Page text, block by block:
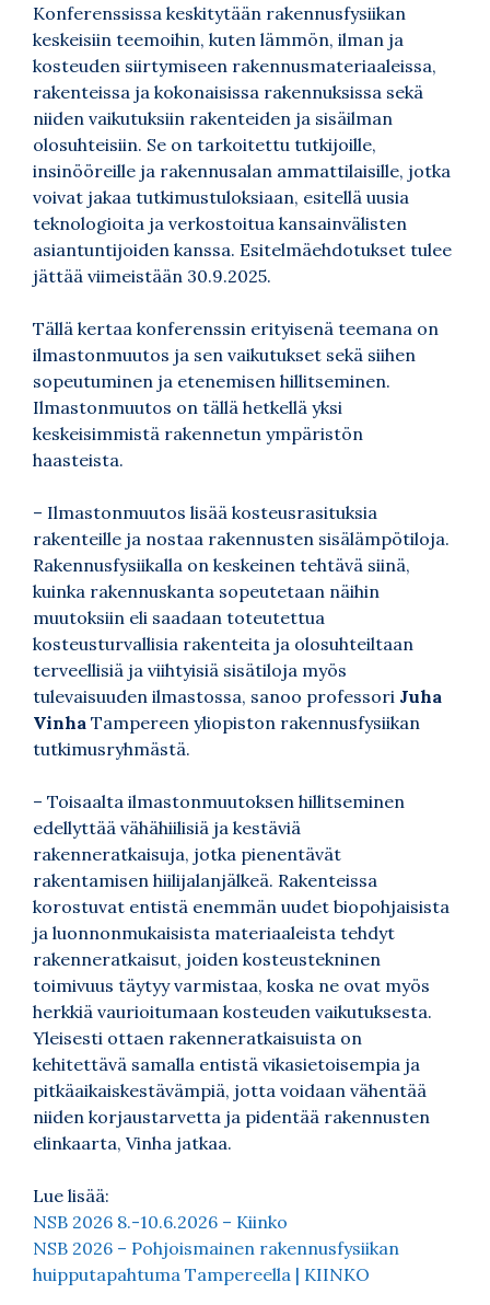
Konferenssissa keskitytään rakennusfysiikan
keskeisiin teemoihin, kuten lämmön, ilman ja
kosteuden siirtymiseen rakennusmateriaaleissa,
rakenteissa ja kokonaisissa rakennuksissa sekä
niiden vaikutuksiin rakenteiden ja sisäilman
olosuhteisiin. Se on tarkoitettu tutkijoille,
insinööreille ja rakennusalan ammattilaisille, jotka
voivat jakaa tutkimustuloksiaan, esitellä uusia
teknologioita ja verkostoitua kansainvälisten
asiantuntijoiden kanssa. Esitelmäehdotukset tulee
jättää viimeistään 30.9.2025.
Tällä kertaa konferenssin erityisenä teemana on
ilmastonmuutos ja sen vaikutukset sekä siihen
sopeutuminen ja etenemisen hillitseminen.
Ilmastonmuutos on tällä hetkellä yksi
keskeisimmistä rakennetun ympäristön
haasteista.
– Ilmastonmuutos lisää kosteusrasituksia
rakenteille ja nostaa rakennusten sisälämpötiloja.
Rakennusfysiikalla on keskeinen tehtävä siinä,
kuinka rakennuskanta sopeutetaan näihin
muutoksiin eli saadaan toteutettua
kosteusturvallisia rakenteita ja olosuhteiltaan
terveellisiä ja viihtyisiä sisätiloja myös
tulevaisuuden ilmastossa, sanoo professori Juha
Vinha Tampereen yliopiston rakennusfysiikan
tutkimusryhmästä.
– Toisaalta ilmastonmuutoksen hillitseminen
edellyttää vähähiilisiä ja kestäviä
rakenneratkaisuja, jotka pienentävät
rakentamisen hiilijalanjälkeä. Rakenteissa
korostuvat entistä enemmän uudet biopohjaisista
ja luonnonmukaisista materiaaleista tehdyt
rakenneratkaisut, joiden kosteustekninen
toimivuus täytyy varmistaa, koska ne ovat myös
herkkiä vaurioitumaan kosteuden vaikutuksesta.
Yleisesti ottaen rakenneratkaisuista on
kehitettävä samalla entistä vikasietoisempia ja
pitkäaikaiskestävämpiä, jotta voidaan vähentää
niiden korjaustarvetta ja pidentää rakennusten
elinkaarta, Vinha jatkaa.
Lue lisää:
NSB 2026 8.-10.6.2026 – Kiinko
NSB 2026 – Pohjoismainen rakennusfysiikan
huipputapahtuma Tampereella | KIINKO